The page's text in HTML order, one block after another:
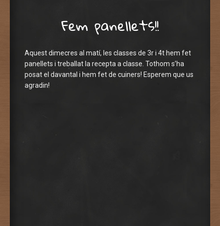
Fem panellets!!
Aquest dimecres al matí, les classes de 3r i 4t hem fet
panellets i treballat la recepta a classe. Tothom s’ha
posat el davantal i hem fet de cuiners! Esperem que us
agradin!